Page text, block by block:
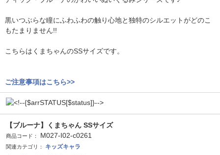
黒いつぶらな瞳にふわふわの触り心地と独特のシルエットがどのこ
もたまりません!!
こちらはくまちゃんのSSサイズです。
ご注意事項はこちら>>
【ブルーナ】くまちゃん SSサイズ
商品コード： M027-I02-c0261
関連カテゴリ：
キッズキャラ